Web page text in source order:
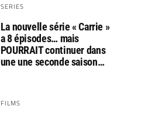
SERIES
La nouvelle série « Carrie »
a 8 épisodes… mais
POURRAIT continuer dans
une une seconde saison…
FILMS